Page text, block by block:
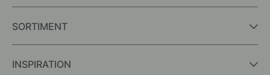
SORTIMENT
INSPIRATION